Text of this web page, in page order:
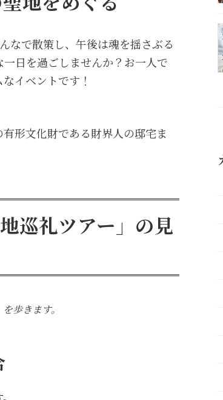
なで散策し、午後は魂を揺さぶる
日を過ごしませんか？お一人で
イベントです！
形文化財である財界人の邸宅ま
巡礼ツアー」の見
歩きます。